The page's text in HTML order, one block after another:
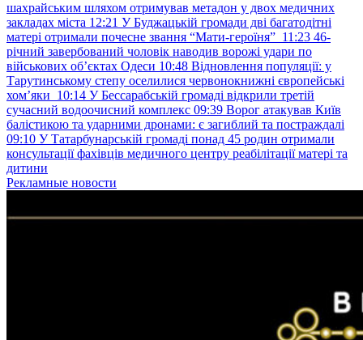
шахрайським шляхом отримував метадон у двох медичних
закладах міста 12:21 У Буджацькій громади дві багатодітні
матері отримали почесне звання “Мати-героїня” 11:23 46-
річний завербований чоловік наводив ворожі удари по
військових обʼєктах Одеси 10:48 Відновлення популяції: у
Тарутинському степу оселилися червонокнижні європейські
хом’яки 10:14 У Бессарабській громаді відкрили третій
сучасний водоочисний комплекс 09:39 Ворог атакував Київ
балістикою та ударними дронами: є загиблий та постраждалі
09:10 У Татарбунарській громаді понад 45 родин отримали
консультації фахівців медичного центру реабілітації матері та
дитини
Рекламные новости